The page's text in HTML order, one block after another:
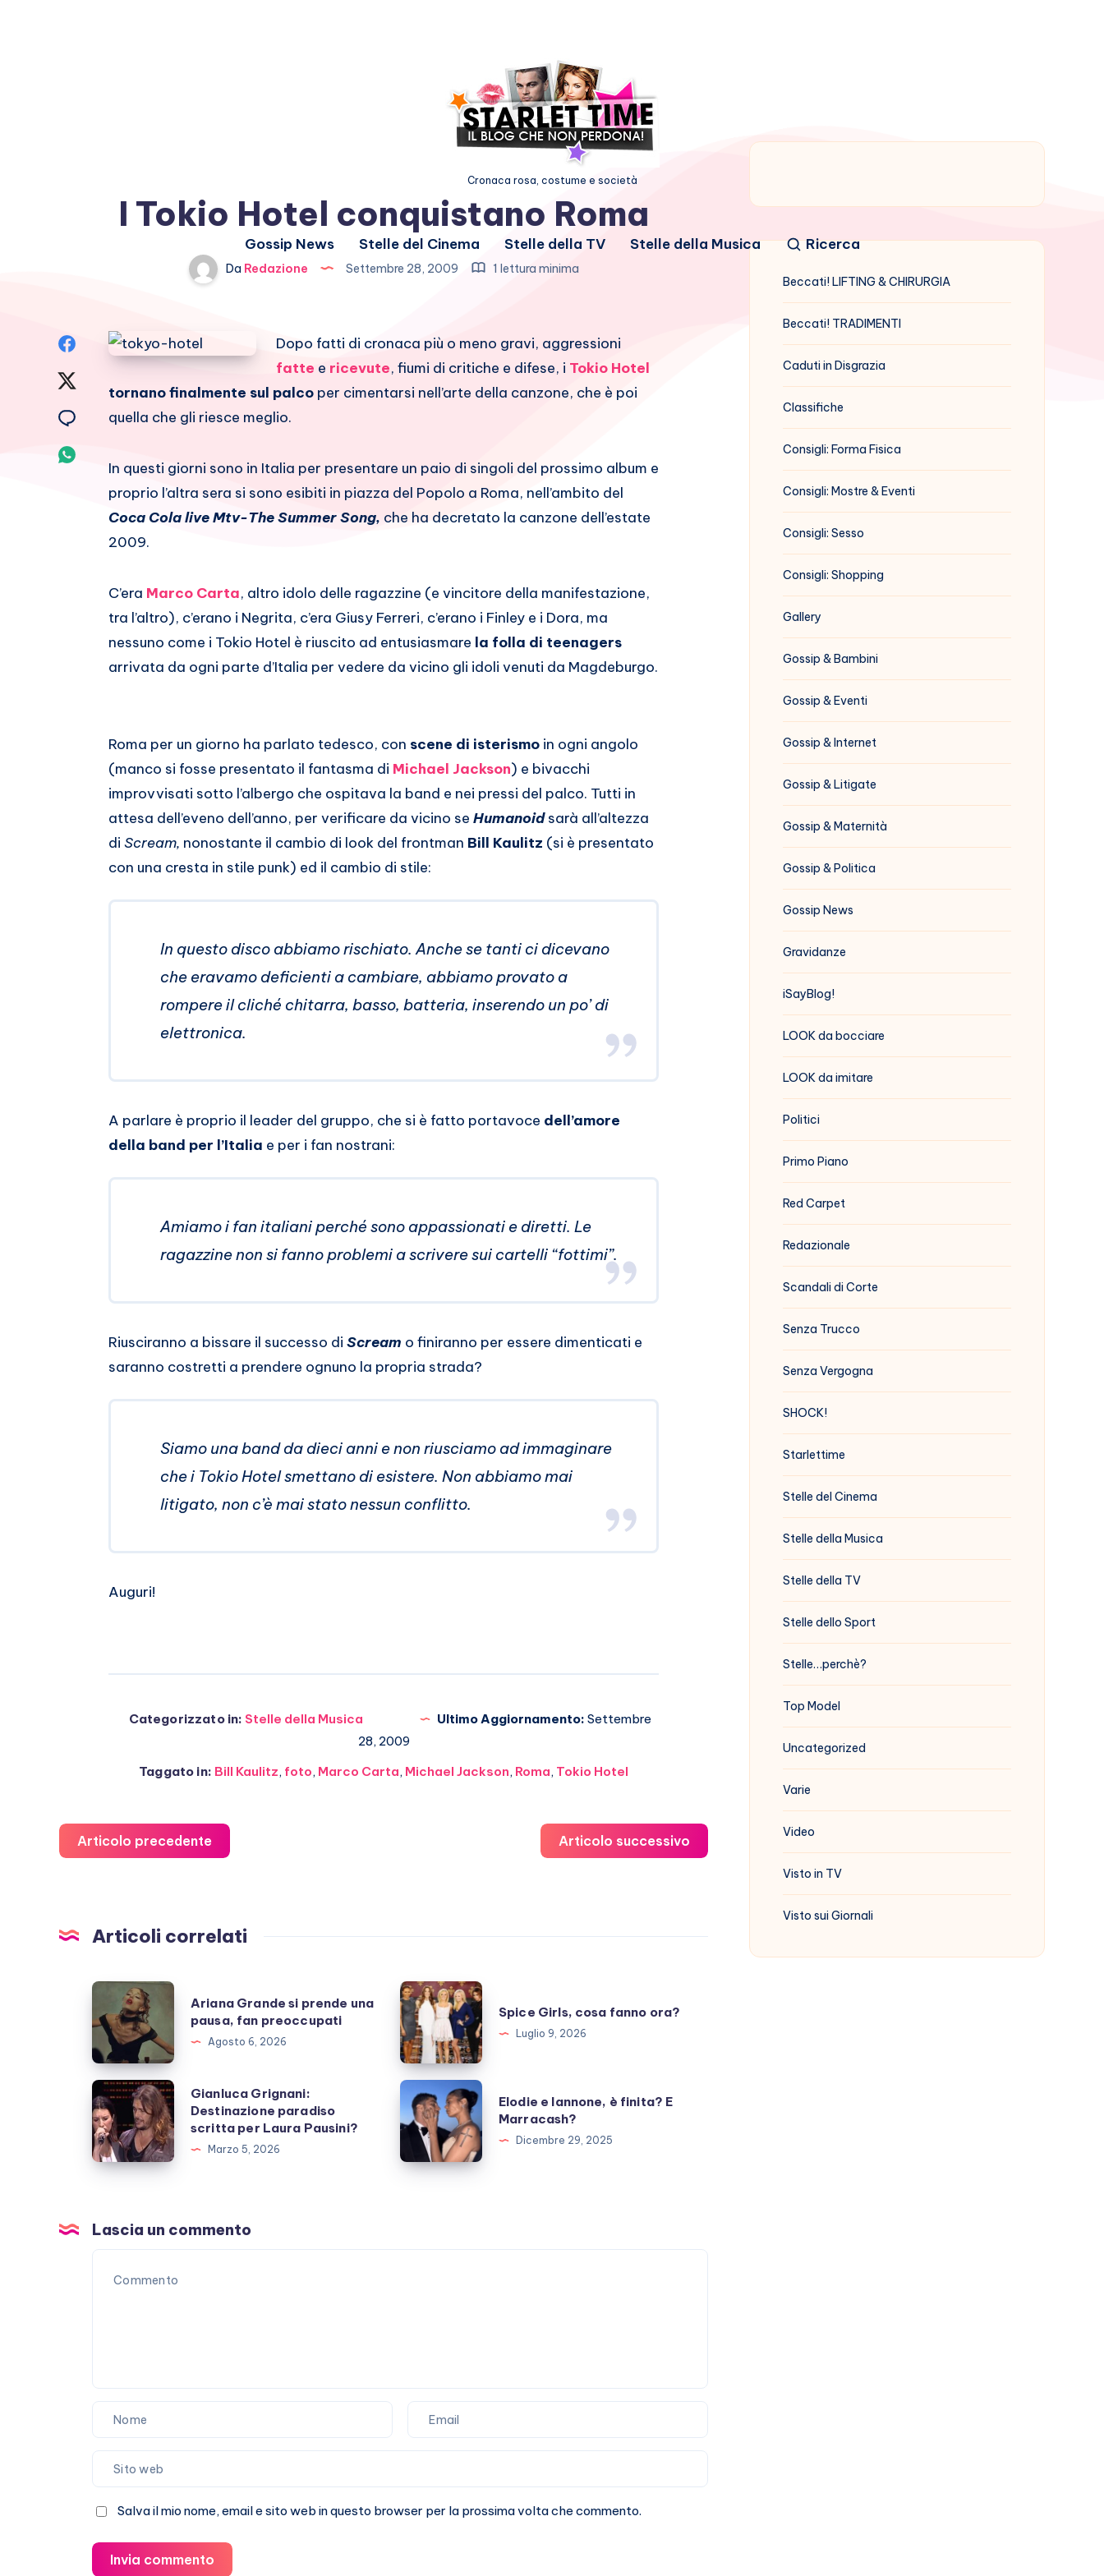
Cronaca rosa, costume e società
Gossip News Stelle del Cinema Stelle della TV Stelle della Musica Ricerca
I Tokio Hotel conquistano Roma
Da Redazione Settembre 28, 2009 1 lettura minima
Condividi
Facebook
Condividi
Whatsapp
Dopo fatti di cronaca più o meno gravi, aggressioni
fatte e ricevute, fiumi di critiche e difese, i Tokio Hotel
tornano finalmente sul palco per cimentarsi nell’arte della canzone, che è poi
quella che gli riesce meglio.
In questi giorni sono in Italia per presentare un paio di singoli del prossimo album e
proprio l’altra sera si sono esibiti in piazza del Popolo a Roma, nell’ambito del
Coca Cola live Mtv-The Summer Song, che ha decretato la canzone dell’estate
2009.
C’era Marco Carta, altro idolo delle ragazzine (e vincitore della manifestazione,
tra l’altro), c’erano i Negrita, c’era Giusy Ferreri, c’erano i Finley e i Dora, ma
nessuno come i Tokio Hotel è riuscito ad entusiasmare la folla di teenagers
arrivata da ogni parte d’Italia per vedere da vicino gli idoli venuti da Magdeburgo.
Roma per un giorno ha parlato tedesco, con scene di isterismo in ogni angolo
(manco si fosse presentato il fantasma di Michael Jackson) e bivacchi
improvvisati sotto l’albergo che ospitava la band e nei pressi del palco. Tutti in
attesa dell’eveno dell’anno, per verificare da vicino se Humanoidsarà all’altezza
di Scream, nonostante il cambio di look del frontman Bill Kaulitz (si è presentato
con una cresta in stile punk) ed il cambio di stile:
In questo disco abbiamo rischiato. Anche se tanti ci dicevano
che eravamo deficienti a cambiare, abbiamo provato a
rompere il cliché chitarra, basso, batteria, inserendo un po’ di
elettronica.
A parlare è proprio il leader del gruppo, che si è fatto portavoce dell’amore
della band per l’Italia e per i fan nostrani:
Amiamo i fan italiani perché sono appassionati e diretti. Le
ragazzine non si fanno problemi a scrivere sui cartelli “fottimi”.
Riusciranno a bissare il successo di Scream o finiranno per essere dimenticati e
saranno costretti a prendere ognuno la propria strada?
Siamo una band da dieci anni e non riusciamo ad immaginare
che i Tokio Hotel smettano di esistere. Non abbiamo mai
litigato, non c’è mai stato nessun conflitto.
Auguri!
Categorizzato in: Stelle della Musica Ultimo Aggiornamento: Settembre
28, 2009
Taggato in: Bill Kaulitz, foto, Marco Carta, Michael Jackson, Roma, Tokio Hotel
Articolo precedente Articolo successivo
Articoli correlati
Ariana
Grande
prende
una
pausa,
fan
preoccupati
Ariana Grande si prende una
pausa, fan preoccupati
Agosto 6, 2026
Spice
Girls,
cosa
fanno
ora?
Spice Girls, cosa fanno ora?
Luglio 9, 2026
Gianluca
Grignani:
Destinazione
paradiso
Laura
Pausini?
Gianluca Grignani:
Destinazione paradiso
scritta per Laura Pausini?
Marzo 5, 2026
Elodie
e
Iannone,
è
Elodie e Iannone, è finita? E
Marracash?
Dicembre 29, 2025
Lascia un commento
Salva il mio nome, email e sito web in questo browser per la prossima volta che commento.
Invia commento
Beccati! LIFTING & CHIRURGIA
Beccati! TRADIMENTI
Caduti in Disgrazia
Classifiche
Consigli: Forma Fisica
Consigli: Mostre & Eventi
Consigli: Sesso
Consigli: Shopping
Gallery
Gossip & Bambini
Gossip & Eventi
Gossip & Internet
Gossip & Litigate
Gossip & Maternità
Gossip & Politica
Gossip News
Gravidanze
iSayBlog!
LOOK da bocciare
LOOK da imitare
Politici
Primo Piano
Red Carpet
Redazionale
Scandali di Corte
Senza Trucco
Senza Vergogna
SHOCK!
Starlettime
Stelle del Cinema
Stelle della Musica
Stelle della TV
Stelle dello Sport
Stelle…perchè?
Top Model
Uncategorized
Varie
Video
Visto in TV
Visto sui Giornali